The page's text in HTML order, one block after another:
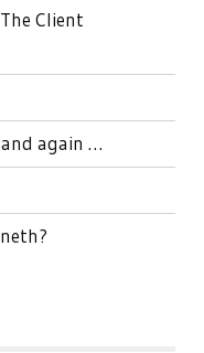
Client
again …